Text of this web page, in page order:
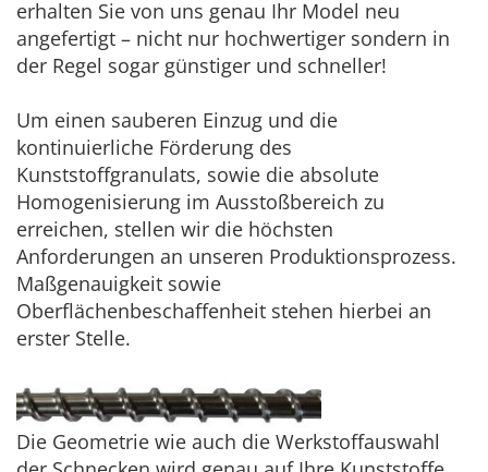
erhalten Sie von uns genau Ihr Model neu
angefertigt – nicht nur hochwertiger sondern in
der Regel sogar günstiger und schneller!
Um einen sauberen Einzug und die
kontinuierliche Förderung des
Kunststoffgranulats, sowie die absolute
Homogenisierung im Ausstoßbereich zu
erreichen, stellen wir die höchsten
Anforderungen an unseren Produktionsprozess.
Maßgenauigkeit sowie
Oberflächenbeschaffenheit stehen hierbei an
erster Stelle.
Die Geometrie wie auch die Werkstoffauswahl